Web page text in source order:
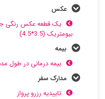
عکس
یک قطعه عکس رنگی
بیومتریک (3.5*4.5)
بیمه
بیمه درمانی در طول
مدارک سفر
تاییدیه رزرو پرواز